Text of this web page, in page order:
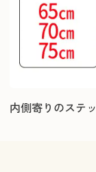
内側寄りのステ